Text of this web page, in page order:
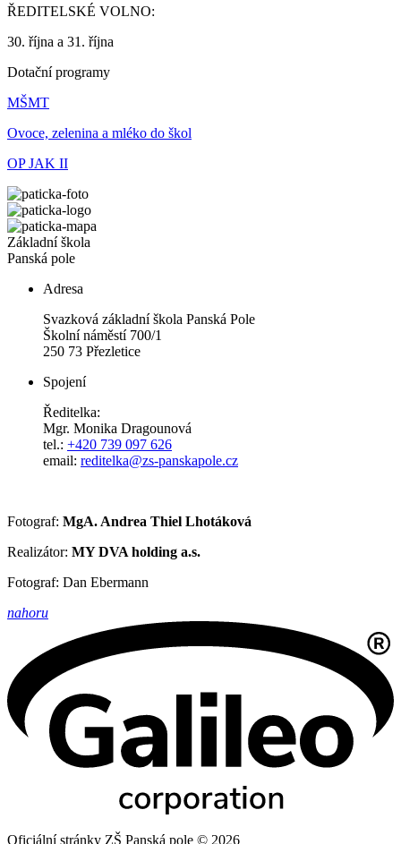
ŘEDITELSKÉ VOLNO:
30. října a 31. října
Dotační programy
MŠMT
Ovoce, zelenina a mléko do škol
OP JAK II
Základní škola
Panská pole
Adresa
Svazková základní škola Panská Pole
Školní náměstí 700/1
250 73 Přezletice
Spojení
Ředitelka:
Mgr. Monika Dragounová
tel.: +420 739 097 626
email: reditelka@zs-panskapole.cz
Fotograf: MgA. Andrea Thiel Lhotáková
Realizátor: MY DVA holding a.s.
Fotograf: Dan Ebermann
nahoru
Oficiální stránky ZŠ Panská pole © 2026